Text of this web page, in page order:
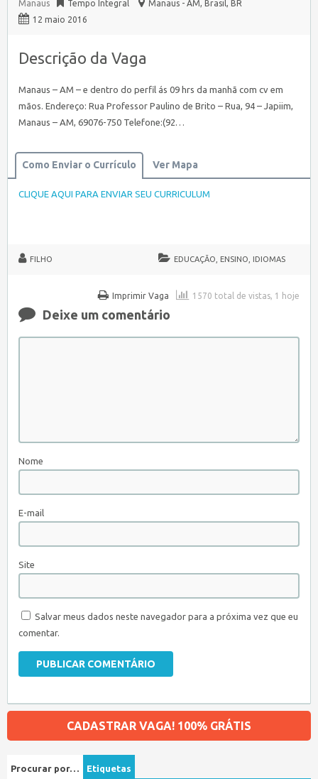
Manaus Tempo Integral Manaus - AM, Brasil, BR
12 maio 2016
Descrição da Vaga
Manaus – AM – e dentro do perfil ás 09 hrs da manhã com cv em
mãos. Endereço: Rua Professor Paulino de Brito – Rua, 94 – Japiim,
Manaus – AM, 69076-750 Telefone:(92…
Como Enviar o Currículo Ver Mapa
CLIQUE AQUI PARA ENVIAR SEU CURRICULUM
FILHO EDUCAÇÃO, ENSINO, IDIOMAS
1570 total de vistas, 1 hoje
Imprimir Vaga
Deixe um comentário
Nome
E-mail
Site
Salvar meus dados neste navegador para a próxima vez que eu
comentar.
CADASTRAR VAGA! 100% GRÁTIS
Procurar por… Etiquetas